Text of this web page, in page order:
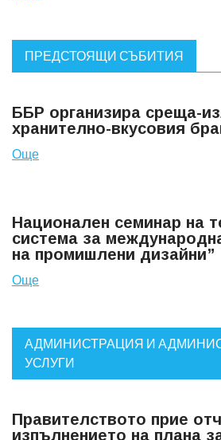
ПРЕДСТОЯЩИ СЪБИТИЯ
ББР организира среща-
хранително-вкусовия
Още
Национален семинар на
система за
на промишлени дизайни”
Още
АДМИНИСТРАЦИЯ И
УСЛУГИ
Правителството прие
изпълнението на плана